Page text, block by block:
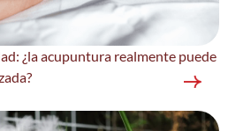
¿la acupuntura realmente puede